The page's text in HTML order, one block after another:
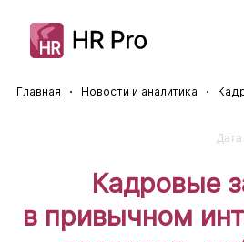
Решения
Командировки
Управление услугами
Управление обучением
Корпоративный портал
КЭДО для СМБ
Экспертиза
Вебинары
Статьи
8-800-234-72-11
Получить
Главная Новости и аналитика
Дата
Кадровые
в привычном